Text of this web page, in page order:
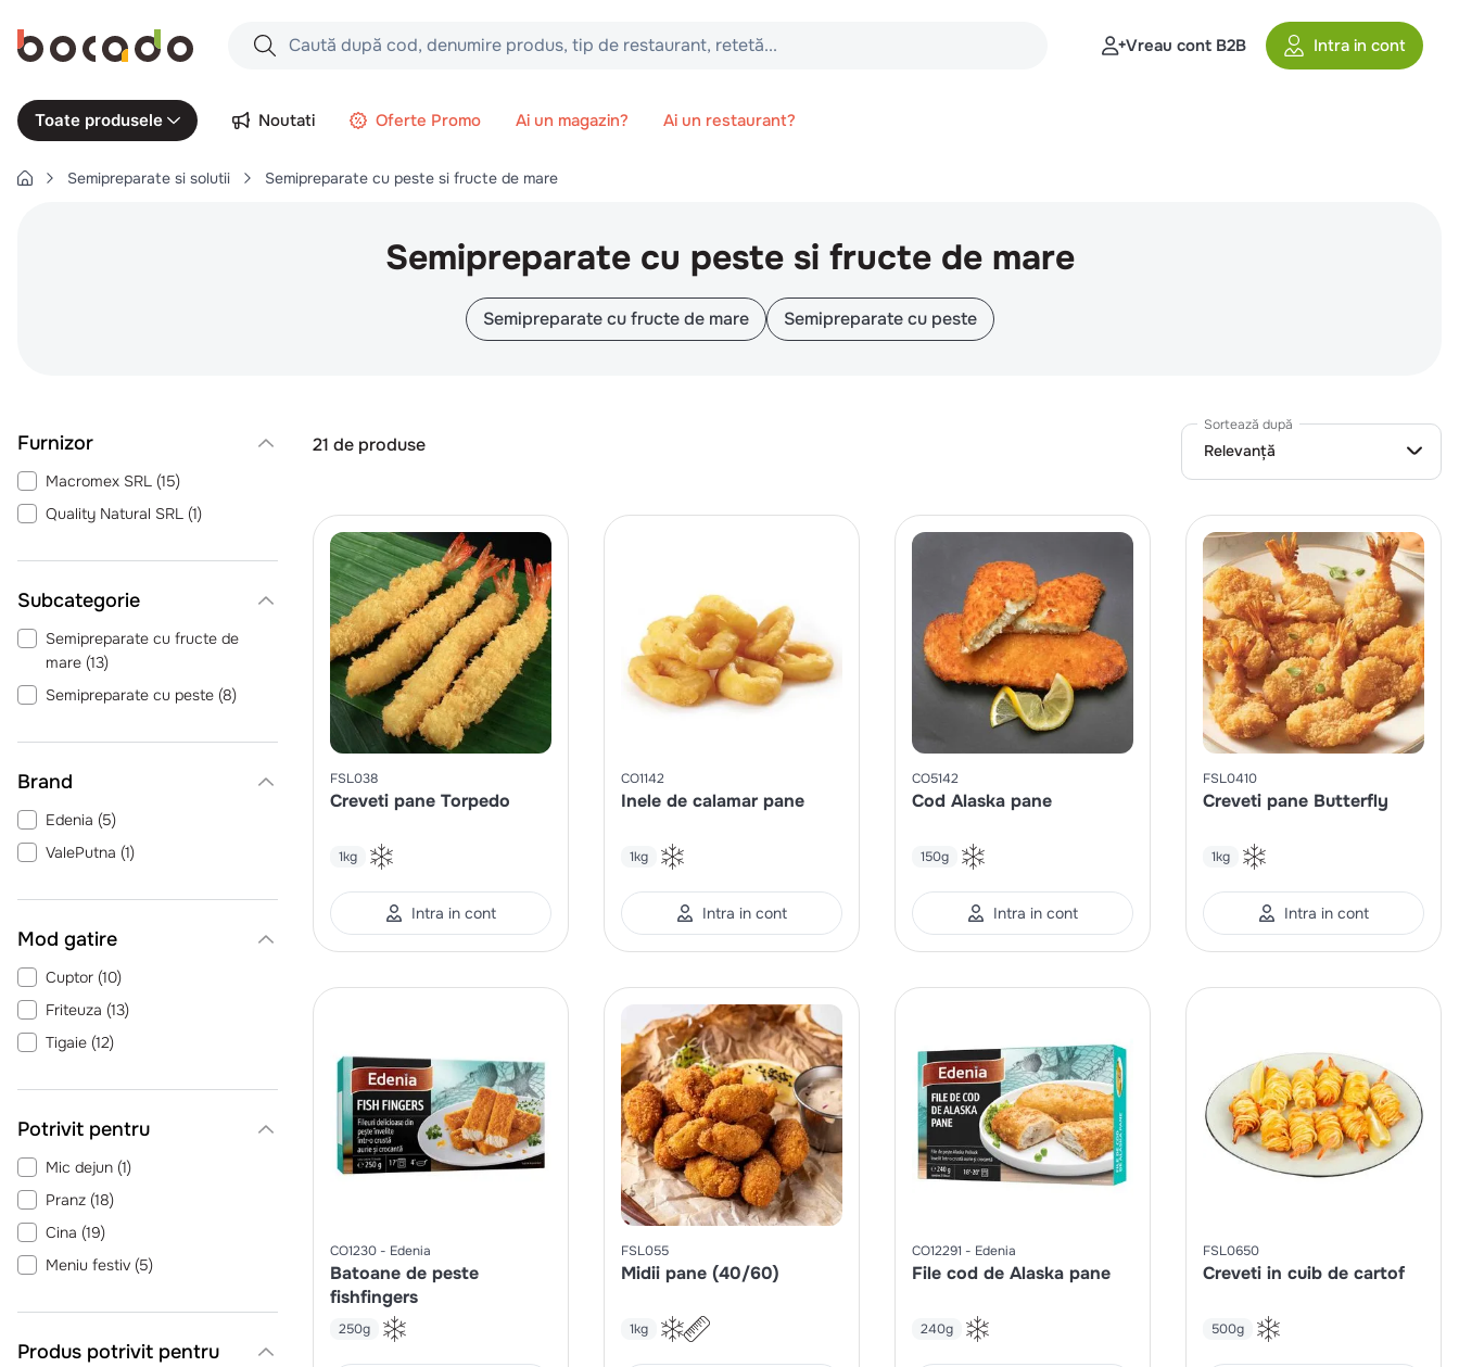
Caută după cod, denumire produs, tip de restaurant, retetă...
Căutări populare
9. croissant
Vreau cont B2B Intra in cont
Toate produsele Noutati Oferte Promo Ai un magazin? Ai un restaurant?
Semipreparate si solutii Semipreparate cu peste si fructe de mare
Semipreparate cu peste si fructe de mare
Semipreparate cu fructe de mare Semipreparate cu peste
Macromex SRL (15)
Quality Natural SRL (1)
Semipreparate cu fructe de
mare (13)
Semipreparate cu peste (8)
Brand
Edenia (5)
ValePutna (1)
Mod gatire
Cuptor (10)
Friteuza (13)
Tigaie (12)
Potrivit pentru
Mic dejun (1)
Pranz (18)
Cina (19)
Meniu festiv (5)
Produs potrivit pentru
21 de produse
Sortează după
Relevanță
FSL038
Creveti pane Torpedo
1kg
Intra in cont
CO1142
Inele de calamar pane
1kg
Intra in cont
CO5142
Cod Alaska pane
150g
Intra in cont
FSL0410
Creveti pane Butterfly
1kg
Intra in cont
CO1230 Edenia
Batoane de peste
fishfingers
250g
FSL055
Midii pane (40/60)
1kg
CO12291 Edenia
File cod de Alaska pane
240g
FSL0650
Creveti in cuib de cartof
500g